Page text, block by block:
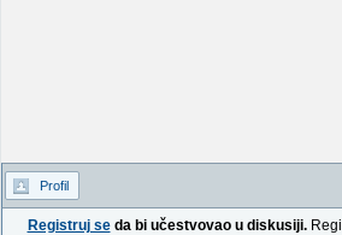
Profil
Registruj seda bi učestvovao u diskusiji.